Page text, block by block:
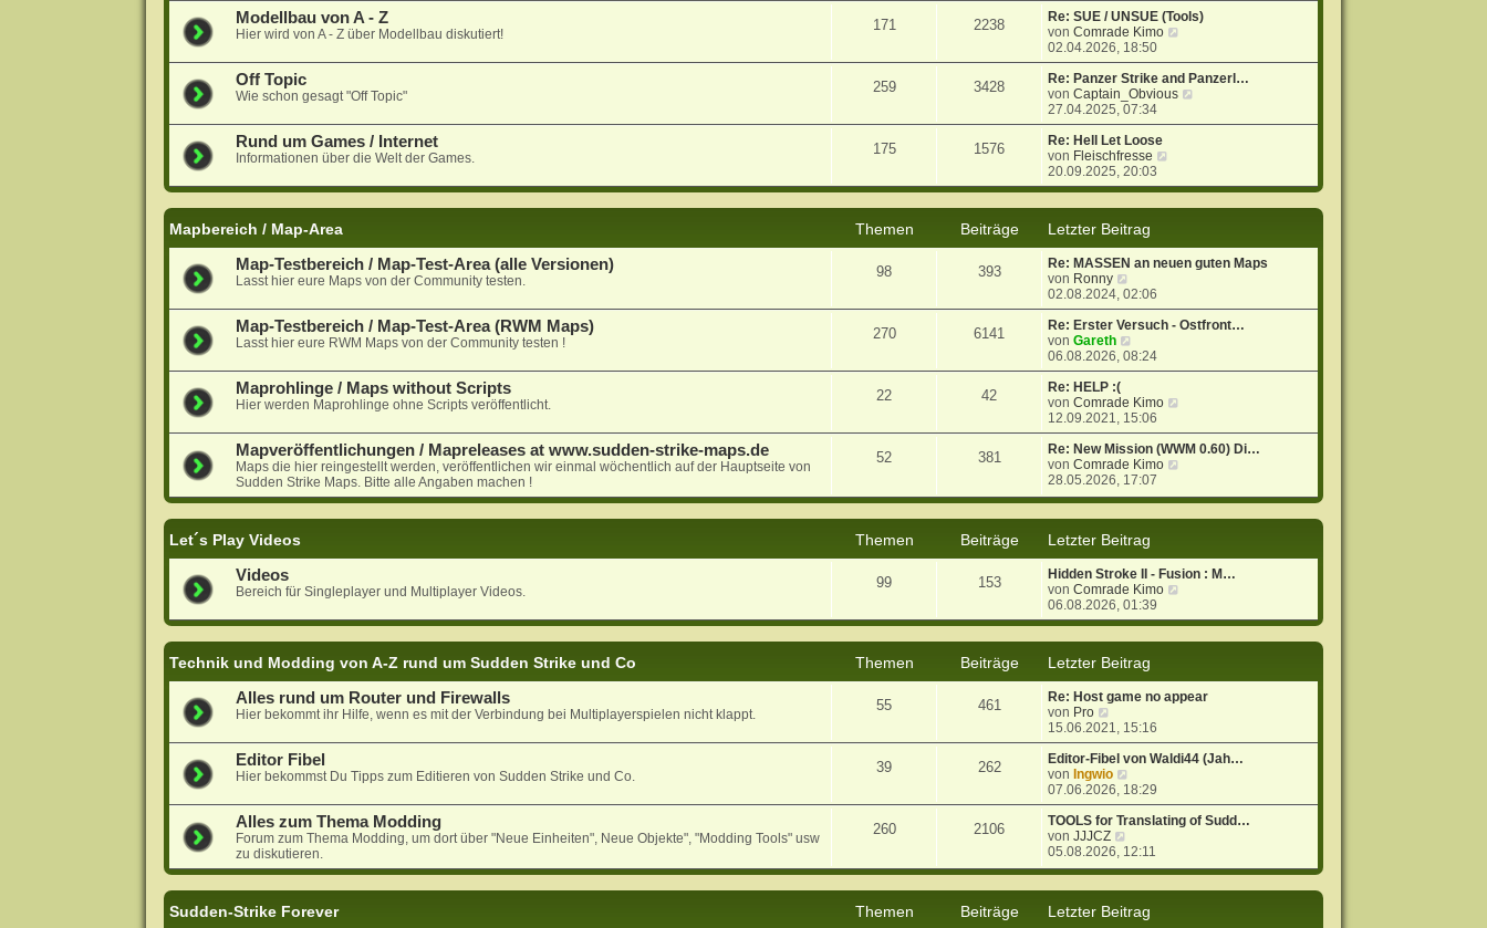
a
g
e
i
t
r
g
t
e
i
Modellbau von A - Z
Hier wird von A - Z über Modellbau diskutiert!
171 2238
Re: SUE / UNSUE (Tools)
vonComrade Kimo
u
e
s
e
i
g
02.04.2026, 18:50
Off Topic
Wie schon gesagt "Off Topic"
259 3428
Re: Panzer Strike and Panzerl…
vonCaptain_Obvious
u
e
i
t
g
27.04.2025, 07:34
Rund um Games / Internet
Informationen über die Welt der Games.
175 1576
Re: Hell Let Loose
von Fleischfresse
u
e
r
i
t
g
20.09.2025, 20:03
Mapbereich / Map-Area Themen Beiträge
Letzter Beitrag
Map-Testbereich / Map-Test-Area (alle Versionen)
Lasst hier eure Maps von der Community testen.
98 393
Re: MASSEN an neuen guten Maps
von Ronny
e
u
e
t
e
B
e
i
t
a
g
02.08.2024, 02:06
Map-Testbereich / Map-Test-Area (RWM Maps)
Lasst hier eure RWM Maps von der Community testen !
270 6141
Re: Erster Versuch - Ostfront…
vonGareth
e
u
s
t
e
r
B
e
i
a
g
06.08.2026, 08:24
Maprohlinge / Maps without Scripts
Hier werden Maprohlinge ohne Scripts veröffentlicht.
22 42
Re: HELP :(
vonComrade Kimo
u
e
e
i
t
g
12.09.2021, 15:06
Mapveröffentlichungen / Mapreleases at www.sudden-strike-maps.de
Maps die hier reingestellt werden, veröffentlichen wir einmal wöchentlich auf der Hauptseite von
Sudden Strike Maps. Bitte alle Angaben machen !
52 381
Re: New Mission (WWM 0.60) Di…
vonComrade Kimo
u
e
r
i
g
28.05.2026, 17:07
Let´s Play Videos Themen Beiträge
Letzter Beitrag
Videos
Bereich für Singleplayer und Multiplayer Videos.
99 153
Hidden Stroke II - Fusion : M…
vonComrade Kimo
u
e
r
i
t
g
06.08.2026, 01:39
Technik und Modding von A-Z rund um Sudden Strike und Co Themen Beiträge
Letzter Beitrag
Alles rund um Router und Firewalls
Hier bekommt ihr Hilfe, wenn es mit der Verbindung bei Multiplayerspielen nicht klappt.
55 461
Re: Host game no appear
von Pro
e
u
e
s
t
e
r
B
e
i
a
15.06.2021, 15:16
Editor Fibel
Hier bekommst Du Tipps zum Editieren von Sudden Strike und Co.
39 262
Editor-Fibel von Waldi44 (Jah…
von Ingwio
e
u
e
t
e
e
07.06.2026, 18:29
Alles zum Thema Modding
Forum zum Thema Modding, um dort über "Neue Einheiten", Neue Objekte", "Modding Tools" usw
zu diskutieren.
260 2106
TOOLS for Translating of Sudd…
vonJJJCZ
e
u
t
05.08.2026, 12:11
Sudden-Strike Forever Themen Beiträge
Letzter Beitrag